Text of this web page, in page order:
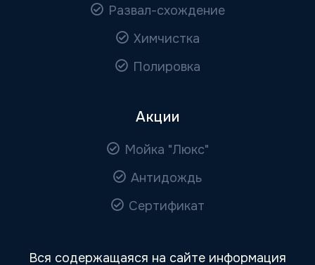
Развал-схождение
Химчистка
Полировка
Акции
Мойка "Люкс"
Антидождь
Сертификат
Вся содержащаяся на сайте информация